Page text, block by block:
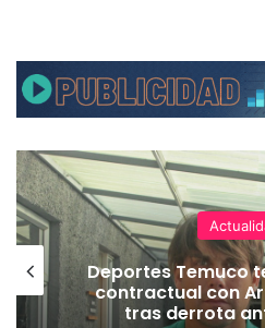
Deportes Temuco
contractual con
tras derrota